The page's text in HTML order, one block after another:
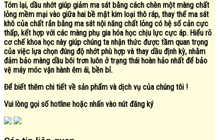
Tóm lại, dầu nhớt giúp giảm ma sát bằng cách chèn một màng chất
lỏng mềm mại vào giữa hai bề mặt kim loại thô ráp, thay thế ma sát
khô của chất rắn bằng ma sát nội năng chất lỏng có hệ số cản cực
thấp, kết hợp với các màng phụ gia hóa học chịu lực cực áp. Hiểu rõ
cơ chế khoa học này giúp chúng ta nhận thức được tầm quan trọng
của việc lựa chọn đúng độ nhớt phù hợp và thay dầu định kỳ, nhằm
đảm bảo màng dầu bôi trơn luôn ở trạng thái hoàn hảo nhất để bảo
vệ máy móc vận hành êm ái, bền bỉ.
Để biết thêm chi tiết về sản phẩm và dịch vụ của chúng tôi !
Vui lòng gọi số hotline hoặc nhấn vào nút đăng ký